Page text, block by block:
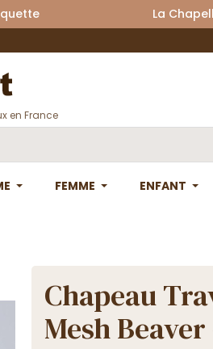
- Casquette La
en France
FEMME ENFANT
Chapeau
Mesh